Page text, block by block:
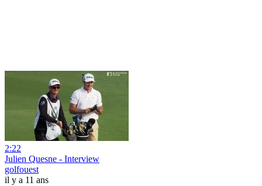
2:22
Julien Quesne - Interview
golfouest
il y a 11 ans